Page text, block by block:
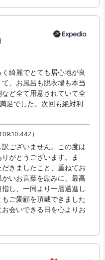
綺麗でとても居心地が良
、お風呂も脱衣場も本当
ど全て用意されていて全
足でした。次回も絶対利
）
ございません。この度は
がとうございます。ま
きましたこと、重ねてお
いお言葉を励みに、最高
し、一同より一層邁進し
ご愛顧を頂戴できました
会いできる日を心よりお